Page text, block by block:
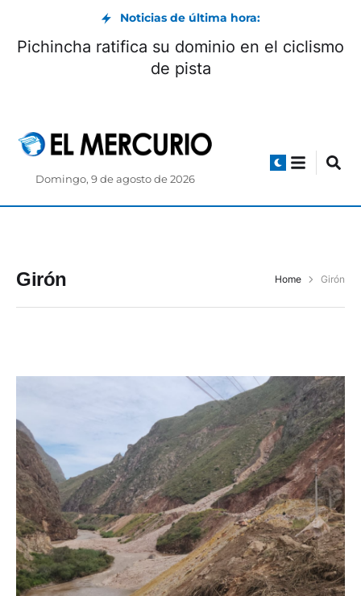
Noticias de última hora:
Pichincha ratifica su dominio en el ciclismo
de pista
Domingo, 9 de agosto de 2026
Girón Home Girón